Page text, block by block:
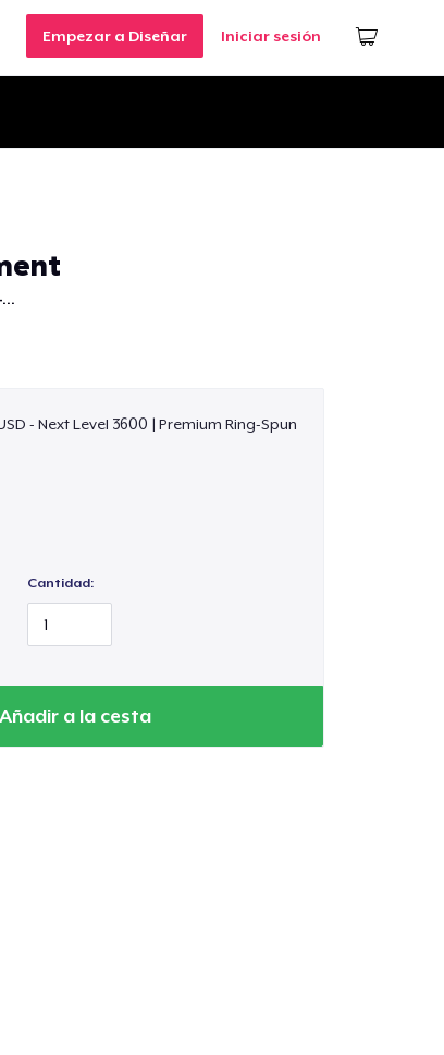
Empezar a Diseñar Iniciar sesión
- Next Level 3600 | Premium Ring-Spun
Cantidad:
Añadir a la cesta